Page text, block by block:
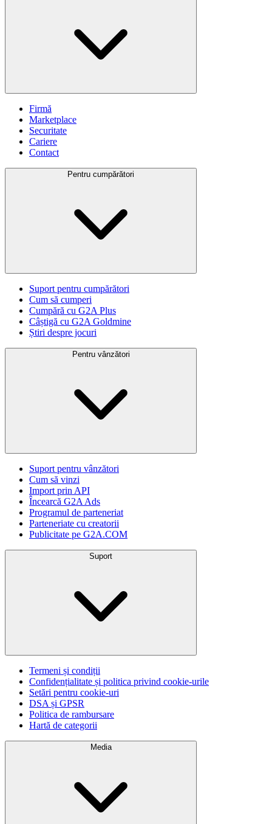
Firmă
Marketplace
Securitate
Cariere
Contact
Pentru cumpărători
Suport pentru cumpărători
Cum să cumperi
Cumpără cu G2A Plus
Câștigă cu G2A Goldmine
Știri despre jocuri
Pentru vânzători
Suport pentru vânzători
Cum să vinzi
Import prin API
Încearcă G2A Ads
Programul de parteneriat
Parteneriate cu creatorii
Publicitate pe G2A.COM
Suport
Termeni și condiții
Confidențialitate și politica privind cookie-urile
Setări pentru cookie-uri
DSA și GPSR
Politica de rambursare
Hartă de categorii
Media